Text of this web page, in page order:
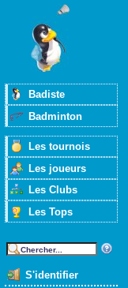
Badiste
Badminton
Les tournois
Les joueurs
Les Clubs
Les Tops
S'identifier